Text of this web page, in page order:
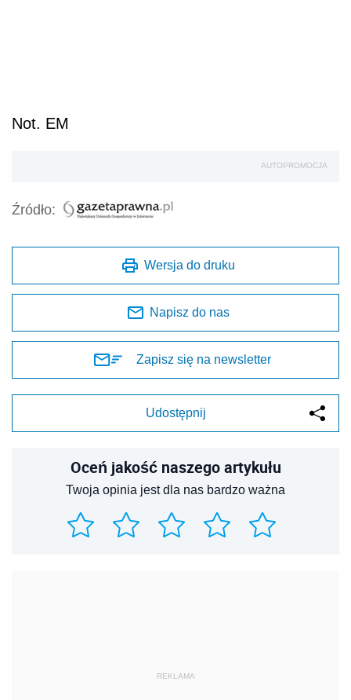
Not. EM
AUTOPROMOCJA
Źródło:
Wersja do druku
Napisz do nas
Zapisz się na newsletter
Udostępnij
Oceń jakość naszego artykułu
Twoja opinia jest dla nas bardzo ważna
REKLAMA